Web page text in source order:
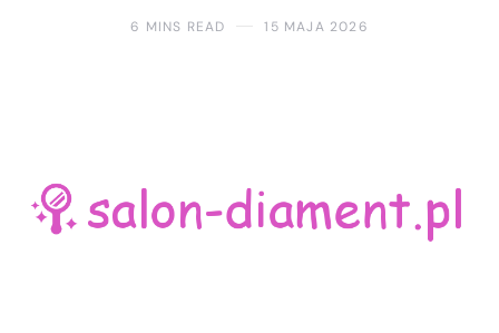
6 MINS READ 15 MAJA 2026